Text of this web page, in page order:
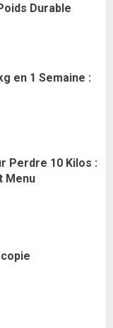
Durable
en 1 Semaine :
Perdre 10 Kilos :
Menu